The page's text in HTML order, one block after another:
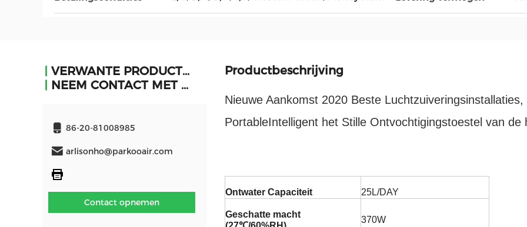
VERWANTE PRODUCTEN
NEEM CONTACT MET ONS OP
86-20-81008985
arlisonho@parkooair.com
Contact opnemen
Productbeschrijving
Nieuwe Aankomst 2020 Beste
PortableIntelligent het Stille Ontvochtigingstoestel van de
Ontwater Capaciteit 25L/DAY
Geschatte macht
370W